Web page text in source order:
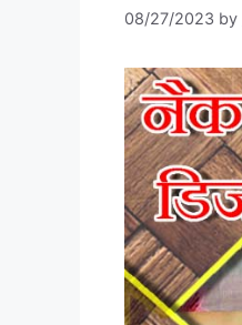
08/27/2023 by